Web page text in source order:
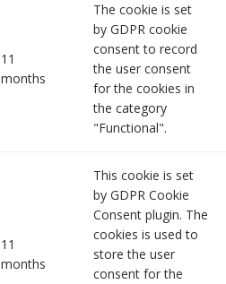
11
months
The cookie is set
by GDPR cookie
consent to record
the user consent
for the cookies in
the category
"Functional".
11
months
This cookie is set
by GDPR Cookie
Consent plugin. The
cookies is used to
store the user
consent for the